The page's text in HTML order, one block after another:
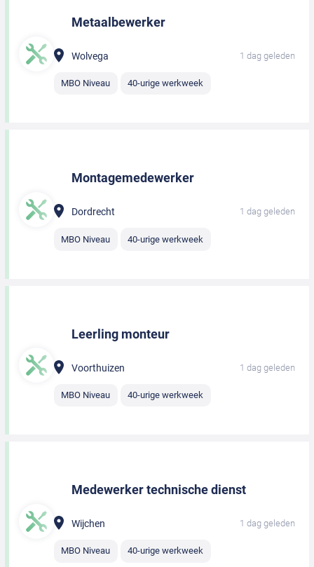
Metaalbewerker
Wolvega 1 dag geleden
MBO Niveau 40-urige werkweek
Montagemedewerker
Dordrecht 1 dag geleden
MBO Niveau 40-urige werkweek
Leerling monteur
Voorthuizen 1 dag geleden
MBO Niveau 40-urige werkweek
Medewerker technische dienst
Wijchen 1 dag geleden
MBO Niveau 40-urige werkweek